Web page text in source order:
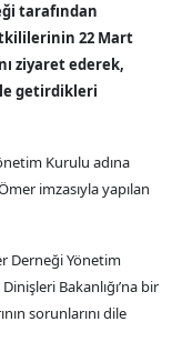
tarafından
22 Mart
ziyaret ederek,
getirdikleri
Kurulu adına
imzasıyla yapılan
Derneği Yönetim
Bakanlığı’na bir
sorunlarını dile